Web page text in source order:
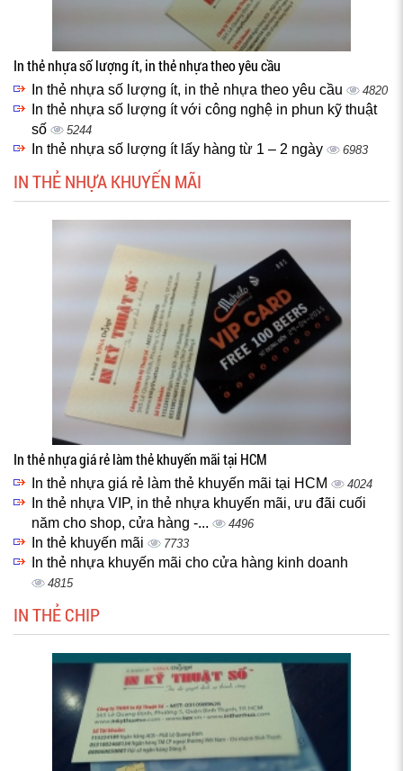
In thẻ nhựa số lượng ít, in thẻ nhựa theo yêu cầu
In thẻ nhựa số lượng ít, in thẻ nhựa theo yêu cầu 4820
In thẻ nhựa số lượng ít với công nghệ in phun kỹ thuật
số
5244
In thẻ nhựa số lượng ít lấy hàng từ 1 – 2 ngày 6983
IN THẺ NHỰA KHUYẾN MÃI
In thẻ nhựa giá rẻ làm thẻ khuyến mãi tại HCM
In thẻ nhựa giá rẻ làm thẻ khuyến mãi tại HCM 4024
In thẻ nhựa VIP, in thẻ nhựa khuyến mãi, ưu đãi cuối
năm cho shop, cửa hàng -...
4496
In thẻ khuyến mãi 7733
In thẻ nhựa khuyến mãi cho cửa hàng kinh doanh
4815
IN THẺ CHIP